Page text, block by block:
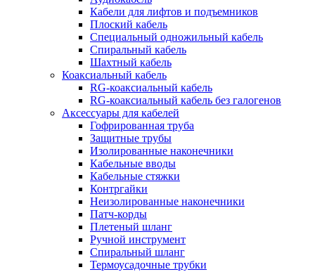
Кабели для лифтов и подъемников
Плоский кабель
Специальный одножильный кабель
Спиральный кабель
Шахтный кабель
Коаксиальный кабель
RG-коаксиальный кабель
RG-коаксиальный кабель без галогенов
Аксессуары для кабелей
Гофрированная труба
Защитные трубы
Изолированные наконечники
Кабельные вводы
Кабельные стяжки
Контргайки
Неизолированные наконечники
Патч-корды
Плетеный шланг
Ручной инструмент
Спиральный шланг
Термоусадочные трубки